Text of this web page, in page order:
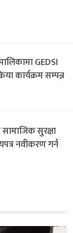
GEDSI
कार्यक्रम सम्पन्न
सुरक्षा
नवीकरण गर्न